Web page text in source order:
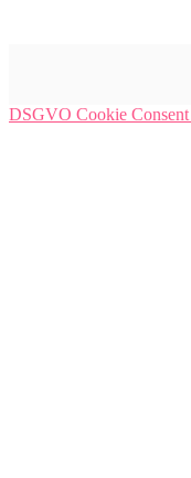
DSGVO Cookie